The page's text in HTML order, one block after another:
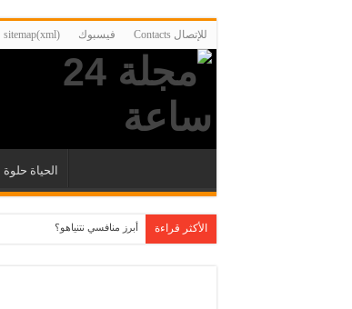
للإتصال Contacts فيسبوك sitemap(xml)
الحياة حلوة
الأكثر قراءة أبرز منافسي نتنياهو؟